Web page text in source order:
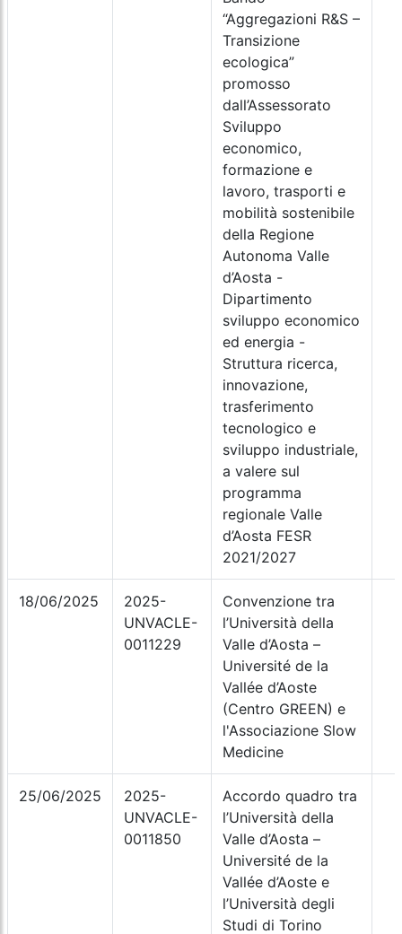
“Aggregazioni R&S –
Transizione
ecologica”
promosso
dall’Assessorato
Sviluppo
economico,
formazione e
lavoro, trasporti e
mobilità sostenibile
della Regione
Autonoma Valle
d’Aosta -
Dipartimento
sviluppo economico
ed energia -
Struttura ricerca,
innovazione,
trasferimento
tecnologico e
sviluppo industriale,
a valere sul
programma
regionale Valle
d’Aosta FESR
2021/2027
18/06/2025
2025-
UNVACLE-
0011229
Convenzione tra
l’Università della
Valle d’Aosta –
Université de la
Vallée d’Aoste
(Centro GREEN) e
l'Associazione Slow
Medicine
25/06/2025
2025-
UNVACLE-
0011850
Accordo quadro tra
l’Università della
Valle d’Aosta –
Université de la
Vallée d’Aoste e
l’Università degli
Studi di Torino